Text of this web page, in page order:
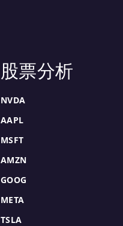
股票分析
NVDA
AAPL
MSFT
AMZN
GOOG
META
TSLA